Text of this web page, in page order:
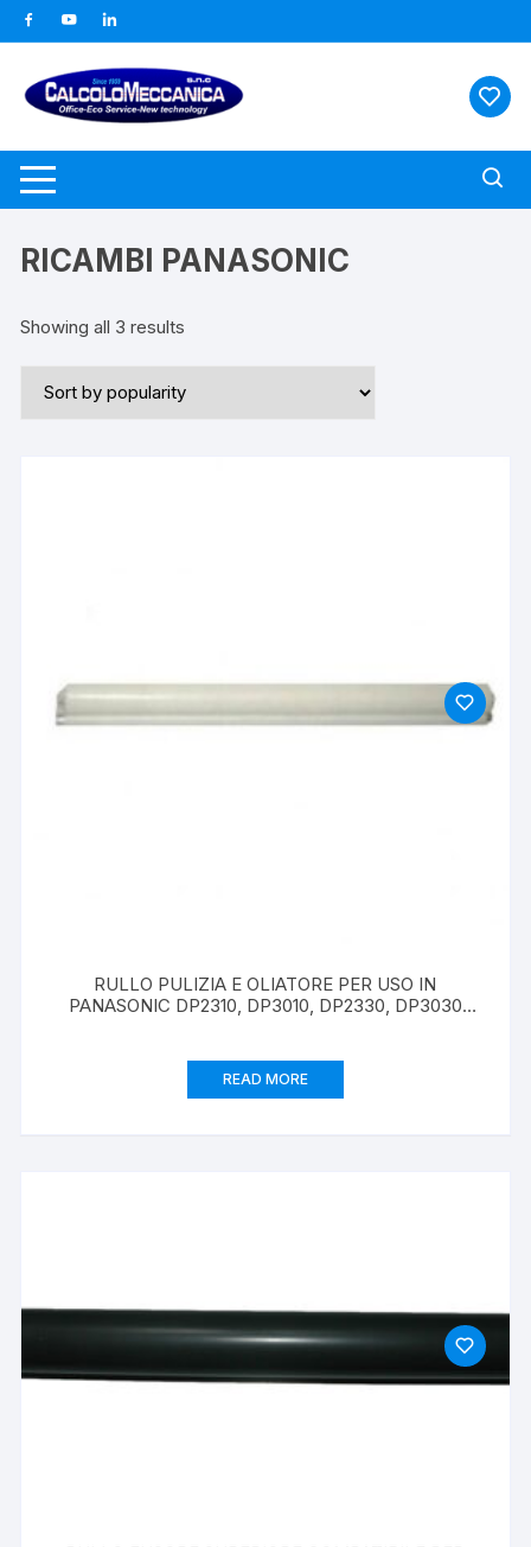
al
contenuto
RICAMBI PANASONIC
Showing all 3 results
RULLO PULIZIA E OLIATORE PER USO IN
PANASONIC DP2310, DP3010, DP2330, DP3030
READ MORE